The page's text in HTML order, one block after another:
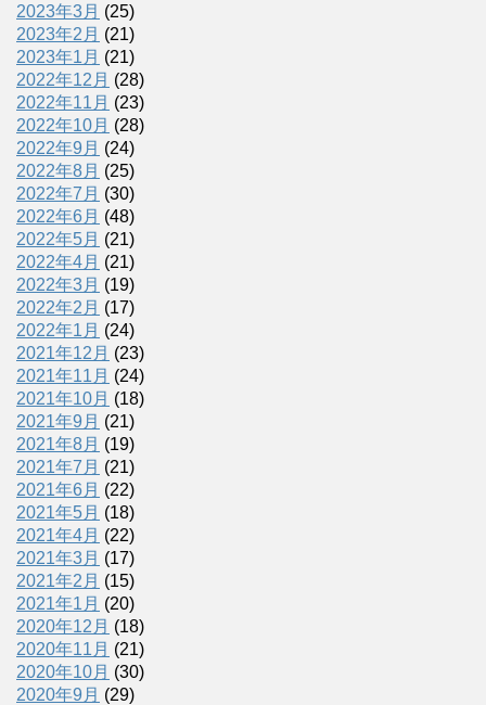
2023年3月 (25)
2023年2月 (21)
2023年1月 (21)
2022年12月 (28)
2022年11月 (23)
2022年10月 (28)
2022年9月 (24)
2022年8月 (25)
2022年7月 (30)
2022年6月 (48)
2022年5月 (21)
2022年4月 (21)
2022年3月 (19)
2022年2月 (17)
2022年1月 (24)
2021年12月 (23)
2021年11月 (24)
2021年10月 (18)
2021年9月 (21)
2021年8月 (19)
2021年7月 (21)
2021年6月 (22)
2021年5月 (18)
2021年4月 (22)
2021年3月 (17)
2021年2月 (15)
2021年1月 (20)
2020年12月 (18)
2020年11月 (21)
2020年10月 (30)
2020年9月 (29)